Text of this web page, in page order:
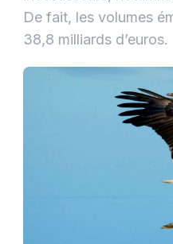
De fait, les volumes
38,8 milliards d’euros.